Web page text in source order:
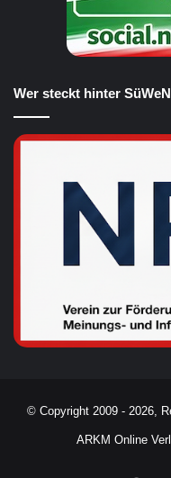
Wer steckt hinter
© Copyright 2009 - 2026,
ARKM Online